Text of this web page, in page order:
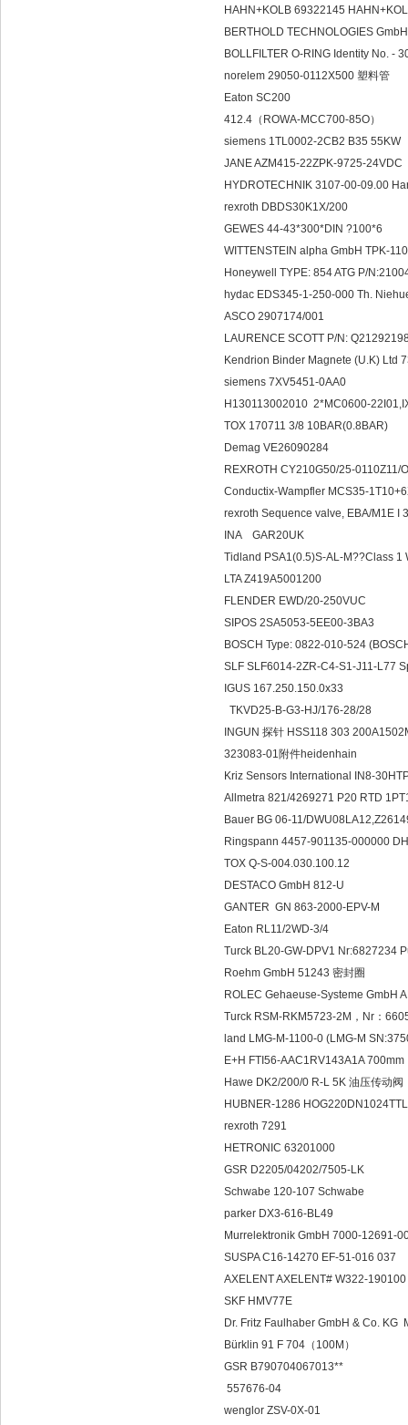
HAHN+KOLB 69322145
BERTHOLD TECHNOLOGIES
BOLLFILTER O-RING Identity No. -
norelem 29050-0112X500 塑料管
Eaton SC200
412.4（ROWA-MCC700-85O）
siemens 1TL0002-2CB2 B35 55KW
JANE AZM415-22ZPK-9725-24VDC
HYDROTECHNIK 3107-00-09.00
rexroth DBDS30K1X/200
GEWES 44-43*300*DIN ?100*6
WITTENSTEIN alpha GmbH TPK-
Honeywell TYPE: 854 ATG P/
hydac EDS345-1-250-000 Th.
ASCO 2907174/001
LAURENCE SCOTT P/N:
Kendrion Binder Magnete (U.K)
siemens 7XV5451-0AA0
H130113002010 2*MC0600-
TOX 170711 3/8 10BAR(0.8BAR)
Demag VE26090284
REXROTH CY210G50/25-0110Z11/
Conductix-Wampfler MCS35-
rexroth Sequence valve, EBA/M1E I
INA
Tidland PSA1(0.5)S-AL-M??Class
LTA Z419A5001200
FLENDER EWD/20-250VUC
SIPOS 2SA5053-5EE00-3BA3
BOSCH Type: 0822-010-524
SLF SLF6014-2ZR-C4-S1-J11-L77
IGUS 167.250.150.0x33
TKVD25-B-G3-HJ/176-28/28
INGUN 探针 HSS118 303
323083-01附件heidenhain
Kriz Sensors International IN8-
Allmetra 821/4269271 P20 RTD
Bauer BG 06-11/
Ringspann 4457-901135-000000
TOX Q-S-004.030.100.12
DESTACO GmbH 812-U
GANTER GN 863-2000-EPV-M
Eaton RL11/2WD-3/4
Turck BL20-GW-DPV1 Nr:6827234
Roehm GmbH 51243 密封圈
ROLEC Gehaeuse-Systeme GmbH
Turck RSM-RKM5723-2M，Nr：
land LMG-M-1100-0 (LMG-M
E+H FTI56-AAC1RV143A1A 700mm
Hawe DK2/200/0 R-L 5K 油压传动阀
HUBNER-1286
rexroth 7291
HETRONIC 63201000
GSR D2205/04202/7505-LK
Schwabe 120-107 Schwabe
parker DX3-616-BL49
Murrelektronik GmbH 7000-12691-
SUSPA C16-14270 EF-51-016 037
AXELENT AXELENT# W322-190100
SKF HMV77E
Dr. Fritz Faulhaber GmbH & Co.
Bürklin 91 F 704（100M）
GSR B790704067013**
557676-04
wenglor ZSV-0X-01